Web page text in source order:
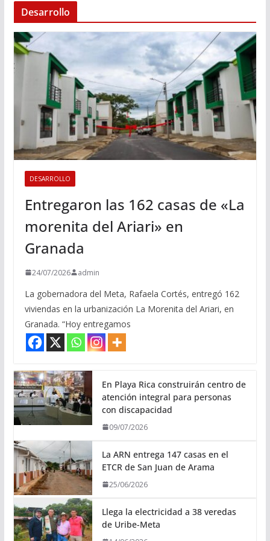
Desarrollo
DESARROLLO
Entregaron las 162 casas de «La
morenita del Ariari» en
Granada
24/07/2026 admin
La gobernadora del Meta, Rafaela Cortés, entregó 162
viviendas en la urbanización La Morenita del Ariari, en
Granada. “Hoy entregamos
En Playa Rica construirán centro de
atención integral para personas
con discapacidad
09/07/2026
La ARN entrega 147 casas en el
ETCR de San Juan de Arama
25/06/2026
Llega la electricidad a 38 veredas
de Uribe-Meta